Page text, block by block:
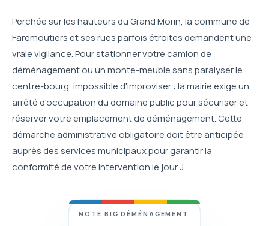
Perchée sur les hauteurs du Grand Morin, la commune de
Faremoutiers et ses rues parfois étroites demandent une
vraie vigilance. Pour stationner votre camion de
déménagement ou un monte-meuble sans paralyser le
centre-bourg, impossible d'improviser : la mairie exige un
arrêté d'occupation du domaine public pour sécuriser et
réserver votre emplacement de déménagement. Cette
démarche administrative obligatoire doit être anticipée
auprès des services municipaux pour garantir la
conformité de votre intervention le jour J.
NOTE BIG DÉMÉNAGEMENT